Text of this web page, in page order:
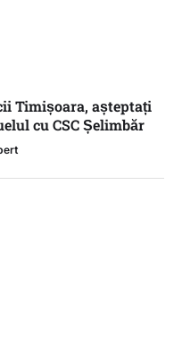
Timișoara, așteptați
cu CSC Șelimbăr